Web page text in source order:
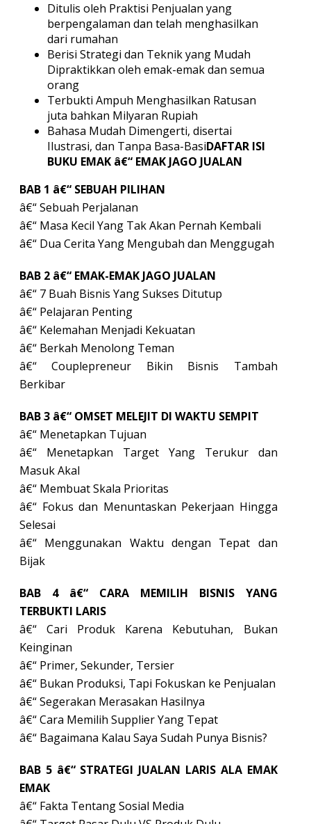
Ditulis oleh Praktisi Penjualan yang
berpengalaman dan telah menghasilkan
dari rumahan
Berisi Strategi dan Teknik yang Mudah
Dipraktikkan oleh emak-emak dan semua
orang
Terbukti Ampuh Menghasilkan Ratusan
juta bahkan Milyaran Rupiah
Bahasa Mudah Dimengerti, disertai
Ilustrasi, dan Tanpa Basa-BasiDAFTAR ISI
BUKU EMAK â€“ EMAK JAGO JUALAN
BAB 1 â€“ SEBUAH PILIHAN
â€“ Sebuah Perjalanan
â€“ Masa Kecil Yang Tak Akan Pernah Kembali
â€“ Dua Cerita Yang Mengubah dan Menggugah
BAB 2 â€“ EMAK-EMAK JAGO JUALAN
â€“ 7 Buah Bisnis Yang Sukses Ditutup
â€“ Pelajaran Penting
â€“ Kelemahan Menjadi Kekuatan
â€“ Berkah Menolong Teman
â€“ Couplepreneur Bikin Bisnis Tambah
Berkibar
BAB 3 â€“ OMSET MELEJIT DI WAKTU SEMPIT
â€“ Menetapkan Tujuan
â€“ Menetapkan Target Yang Terukur dan
Masuk Akal
â€“ Membuat Skala Prioritas
â€“ Fokus dan Menuntaskan Pekerjaan Hingga
Selesai
â€“ Menggunakan Waktu dengan Tepat dan
Bijak
BAB 4 â€“ CARA MEMILIH BISNIS YANG
TERBUKTI LARIS
â€“ Cari Produk Karena Kebutuhan, Bukan
Keinginan
â€“ Primer, Sekunder, Tersier
â€“ Bukan Produksi, Tapi Fokuskan ke Penjualan
â€“ Segerakan Merasakan Hasilnya
â€“ Cara Memilih Supplier Yang Tepat
â€“ Bagaimana Kalau Saya Sudah Punya Bisnis?
BAB 5 â€“ STRATEGI JUALAN LARIS ALA EMAK
EMAK
â€“ Fakta Tentang Sosial Media